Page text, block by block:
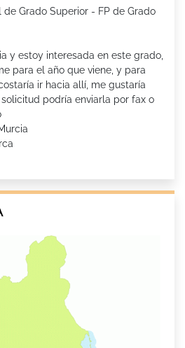
de Grado Superior - FP de Grado
y estoy interesada en este grado,
para el año que viene, y para
ir hacia allí, me gustaría
podría enviarla por fax o